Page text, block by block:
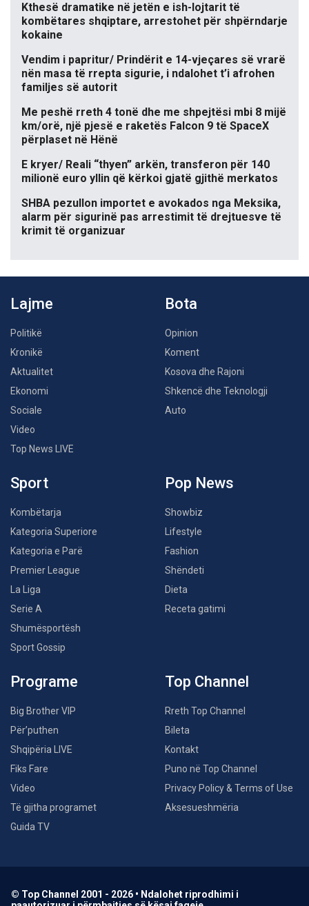
Kthesë dramatike në jetën e ish-lojtarit të
kombëtares shqiptare, arrestohet për shpërndarje
kokaine
Vendim i papritur/ Prindërit e 14-vjeçares së vrarë
nën masa të rrepta sigurie, i ndalohet t’i afrohen
familjes së autorit
Me peshë rreth 4 tonë dhe me shpejtësi mbi 8 mijë
km/orë, një pjesë e raketës Falcon 9 të SpaceX
përplaset në Hënë
E kryer/ Reali “thyen” arkën, transferon për 140
milionë euro yllin që kërkoi gjatë gjithë merkatos
SHBA pezullon importet e avokados nga Meksika,
alarm për sigurinë pas arrestimit të drejtuesve të
krimit të organizuar
Lajme
Politikë
Kronikë
Aktualitet
Ekonomi
Sociale
Video
Top News LIVE
Bota
Opinion
Koment
Kosova dhe Rajoni
Shkencë dhe Teknologji
Auto
Sport
Kombëtarja
Kategoria Superiore
Kategoria e Parë
Premier League
La Liga
Serie A
Shumësportësh
Sport Gossip
Pop News
Showbiz
Lifestyle
Fashion
Shëndeti
Dieta
Receta gatimi
Programe
Big Brother VIP
Për’puthen
Shqipëria LIVE
Fiks Fare
Video
Të gjitha programet
Guida TV
Top Channel
Rreth Top Channel
Bileta
Kontakt
Puno në Top Channel
Privacy Policy & Terms of Use
Aksesueshmëria
© Top Channel 2001 - 2026 • Ndalohet riprodhimi i